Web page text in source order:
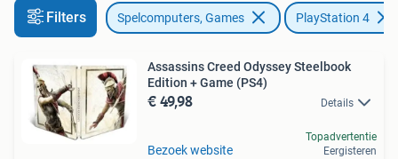
Filters Spelcomputers, Games PlayStation 4
Assassins Creed Odyssey Steelbook
Edition + Game (PS4)
€ 49,98 Details
Bezoek website
Topadvertentie
Eergisteren